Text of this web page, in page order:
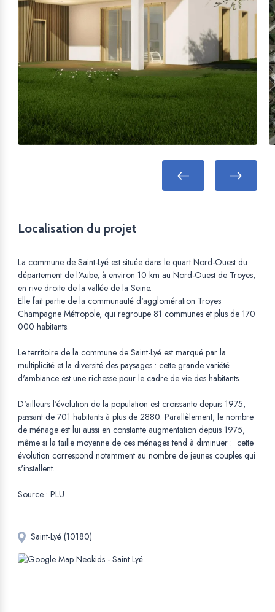
Localisation du projet
La commune de Saint-Lyé est située dans le quart Nord-Ouest du
département de l'Aube, à environ 10 km au Nord-Ouest de Troyes,
en rive droite de la vallée de la Seine.
Elle fait partie de la communauté d'agglomération Troyes
Champagne Métropole, qui regroupe 81 communes et plus de 170
000 habitants.
Le territoire de la commune de Saint-Lyé est marqué par la
multiplicité et la diversité des paysages : cette grande variété
d'ambiance est une richesse pour le cadre de vie des habitants.
D'ailleurs l'évolution de la population est croissante depuis 1975,
passant de 701 habitants à plus de 2880. Parallèlement, le nombre
de ménage est lui aussi en constante augmentation depuis 1975,
même si la taille moyenne de ces ménages tend à diminuer : cette
évolution correspond notamment au nombre de jeunes couples qui
s'installent.
Source : PLU
Saint-Lyé (10180)